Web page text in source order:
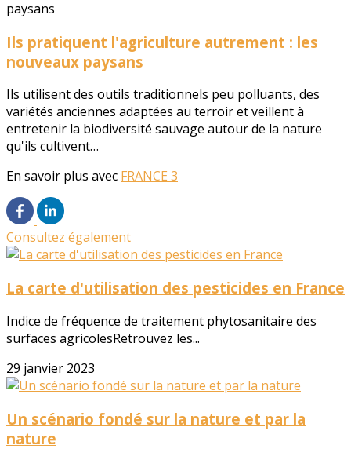
Ils pratiquent l'agriculture autrement : les
nouveaux paysans
Ils utilisent des outils traditionnels peu polluants, des
variétés anciennes adaptées au terroir et veillent à
entretenir la biodiversité sauvage autour de la nature
qu'ils cultivent…
En savoir plus avec FRANCE 3
Consultez également
La carte d'utilisation des pesticides en France
Indice de fréquence de traitement phytosanitaire des
surfaces agricolesRetrouvez les...
29 janvier 2023
Un scénario fondé sur la nature et par la
nature